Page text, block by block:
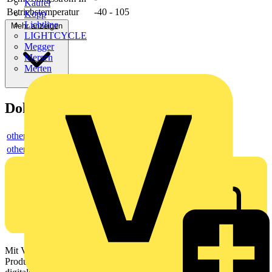
Kaufel
Kopp
Lichtline
LIGHTCYCLE
Megger
Mersen
Merten
Betriebstemperatur
-40 - 105
Mehr anzeigen
Dokumente
others
others
Mit Voltimum erhalten Elektrofachkräfte Zugang zu Branchennews,
Produktinformationen, Schulungen und Tools – alles auf einer